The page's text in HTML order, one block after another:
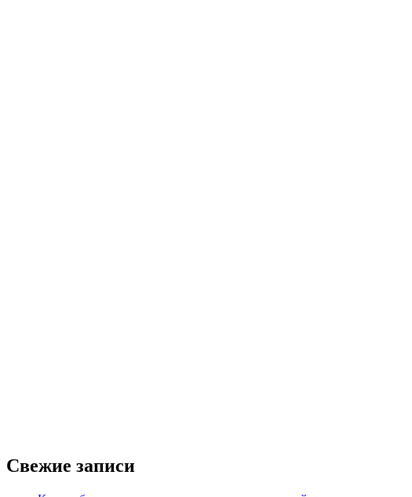
Свежие записи